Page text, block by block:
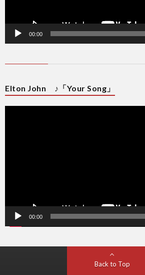
00:00
Elton John ♪「Your Song」
動
00:00
Back to Top